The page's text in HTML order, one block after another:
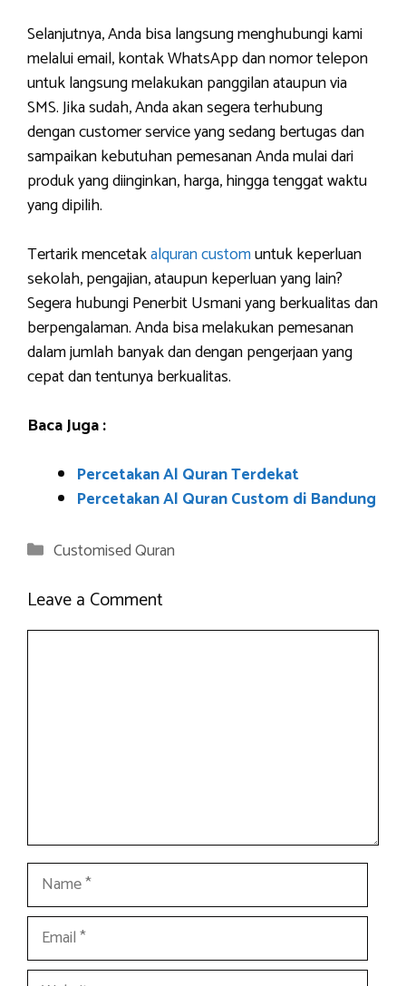
Selanjutnya, Anda bisa langsung menghubungi kami
melalui email, kontak WhatsApp dan nomor telepon
untuk langsung melakukan panggilan ataupun via
SMS. Jika sudah, Anda akan segera terhubung
dengan customer service yang sedang bertugas dan
sampaikan kebutuhan pemesanan Anda mulai dari
produk yang diinginkan, harga, hingga tenggat waktu
yang dipilih.
Tertarik mencetakalquran customuntuk keperluan
sekolah, pengajian, ataupun keperluan yang lain?
Segera hubungi Penerbit Usmani yang berkualitas dan
berpengalaman. Anda bisa melakukan pemesanan
dalam jumlah banyak dan dengan pengerjaan yang
cepat dan tentunya berkualitas.
Baca Juga :
Percetakan Al Quran Terdekat
Percetakan Al Quran Custom di Bandung
Categories
Customised Quran
Leave a Comment
Name
Email
Website